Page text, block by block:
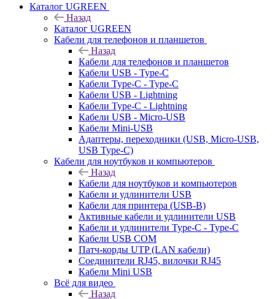
Каталог UGREEN
Назад
Каталог UGREEN
Кабели для телефонов и планшетов
Назад
Кабели для телефонов и планшетов
Кабели USB - Type-C
Кабели Type-C - Type-C
Кабели USB - Lightning
Кабели Type-C - Lightning
Кабели USB - Micro-USB
Кабели Mini-USB
Адаптеры, переходники (USB, Micro-USB,
USB Type-C)
Кабели для ноутбуков и компьютеров
Назад
Кабели для ноутбуков и компьютеров
Кабели и удлинители USB
Кабели для принтера (USB-B)
Активные кабели и удлинители USB
Кабели и удлинители Type-C - Type-C
Кабели USB COM
Патч-корды UTP (LAN кабели)
Соединители RJ45, вилочки RJ45
Кабели Mini USB
Всё для видео
Назад